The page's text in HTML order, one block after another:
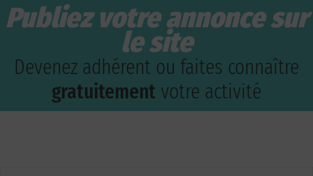
Publiez votre annonce sur
le site
Devenez adhérent ou faites connaître
gratuitement votre activité